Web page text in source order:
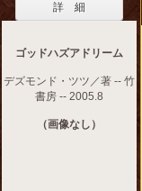
詳 細
ゴッドハズアドリーム
デズモンド・ツツ／著 -- 竹
書房 -- 2005.8
（画像なし）